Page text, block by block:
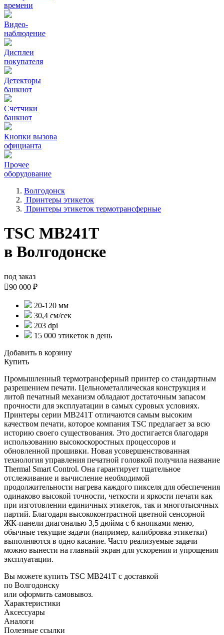
времени
Видео‑
наблюдение
Дисплеи
покупателя
Детекторы
банкнот
Счетчики
банкнот
Кнопки вызова
официанта
Прочее
оборудование
Волгодонск
Принтеры этикеток
Принтеры этикеток термотрансферные
TSC MB241T
в Волгодонске
под заказ
90 000 ₽
20-120 мм
30,4 см/сек
203 dpi
15 000 этикеток в день
Добавить в корзину
Купить
Промышленный термотрансферный принтер со стандартным
разрешением печати. Цельнометаллическая конструкция и
литой печатный механизм обладают достаточным запасом
прочности для эксплуатации в самых суровых условиях.
Принтеры серии MB241T отличаются самым высоким
качеством печати, которое компания TSC предлагает за всю
историю своего существования. Это достигается благодаря
использованию высокоскоростных процессоров и
обновленной прошивки. Новая усовершенствованная
технология управления печатной головкой получила название
Thermal Smart Control. Она гарантирует тщательное
отслеживание и вычисление необходимой
продолжительности нагрева каждого пикселя для обеспечения
одинаково высокой точности, четкости и яркости печати как
при изготовлении единичных этикеток, так и многотысячных
партий. Благодаря высококонтрастной цветной сенсорной
ЖК-панели диагональю 3,5 дюйма с 6 кнопками меню,
обычные текущие задачи (например, калибровка этикетки)
выполняются в одно касание. Часто реализуемые задачи
можно вынести на главный экран для ускорения и упрощения
эксплуатации.
Вы можете купить TSC MB241T с доставкой
по Волгодонску
или оформить самовывоз.
Характеристики
Аксессуары
Аналоги
Полезные ссылки